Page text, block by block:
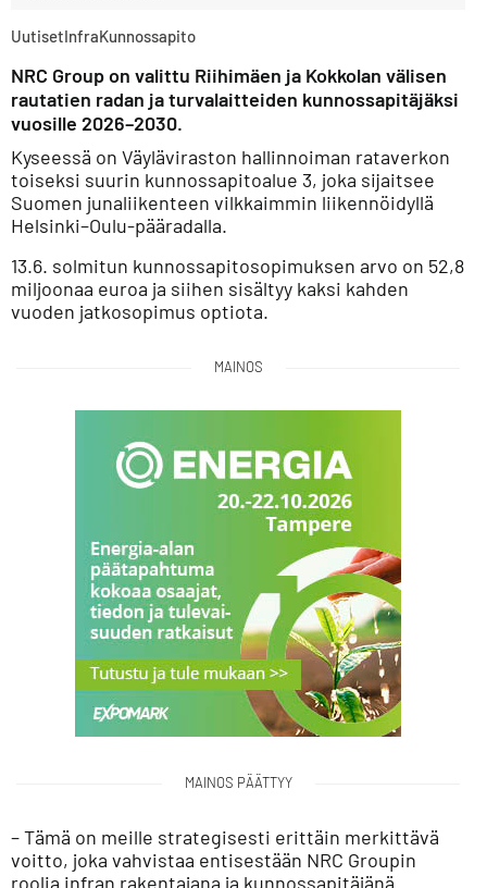
UutisetInfraKunnossapito
NRC Group on valittu Riihimäen ja Kokkolan välisen
rautatien radan ja turvalaitteiden kunnossapitäjäksi
vuosille 2026–2030.
Kyseessä on Väyläviraston hallinnoiman rataverkon
toiseksi suurin kunnossapitoalue 3, joka sijaitsee
Suomen junaliikenteen vilkkaimmin liikennöidyllä
Helsinki–Oulu-pääradalla.
13.6. solmitun kunnossapitosopimuksen arvo on 52,8
miljoonaa euroa ja siihen sisältyy kaksi kahden
vuoden jatkosopimus optiota.
MAINOS
MAINOS PÄÄTTYY
– Tämä on meille strategisesti erittäin merkittävä
voitto, joka vahvistaa entisestään NRC Groupin
roolia infran rakentajana ja kunnossapitäjänä